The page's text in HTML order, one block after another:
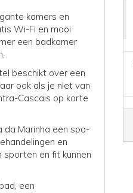
kamers en
Wi-Fi en mooi
een badkamer
beschikt over een
ook als je niet van
Cascais op korte
da Marinha een spa-
en
sporten en fit kunnen
een